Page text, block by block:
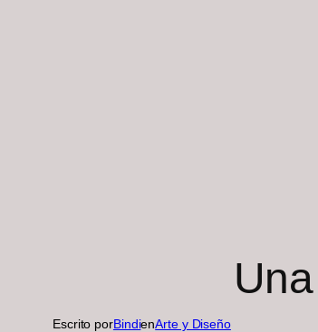
Escrito porBindienArte y Diseño